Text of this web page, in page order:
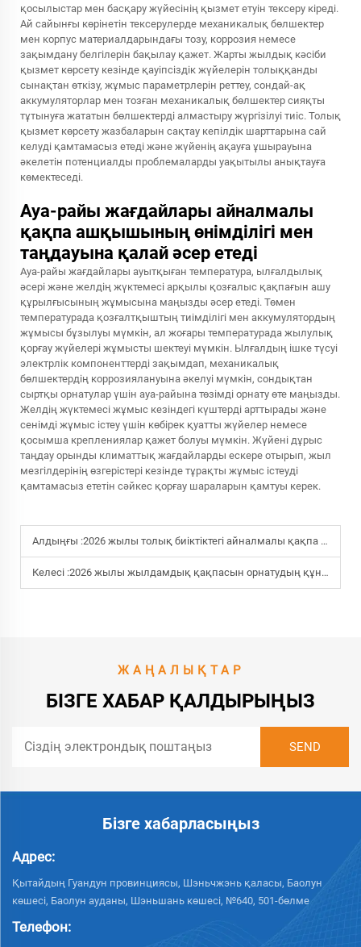
қосылыстар мен басқару жүйесінің қызмет етуін тексеру кіреді.
Ай сайынғы көрінетін тексерулерде механикалық бөлшектер
мен корпус материалдарындағы тозу, коррозия немесе
зақымдану белгілерін бақылау қажет. Жарты жылдық кәсіби
қызмет көрсету кезінде қауіпсіздік жүйелерін толыққанды
сынақтан өткізу, жұмыс параметрлерін реттеу, сондай-ақ
аккумуляторлар мен тозған механикалық бөлшектер сияқты
тұтынуға жататын бөлшектерді алмастыру жүргізілуі тиіс. Толық
қызмет көрсету жазбаларын сақтау кепілдік шарттарына сай
келуді қамтамасыз етеді және жүйенің ақауға ұшырауына
әкелетін потенциалды проблемаларды уақытылы анықтауға
көмектеседі.
Ауа-райы жағдайлары айналмалы
қақпа ашқышының өнімділігі мен
таңдауына қалай әсер етеді
Ауа-райы жағдайлары ауытқыған температура, ылғалдылық
әсері және желдің жүктемесі арқылы қозғалыс қақпағын ашу
құрылғысының жұмысына маңызды әсер етеді. Төмен
температурада қозғалтқыштың тиімділігі мен аккумулятордың
жұмысы бұзылуы мүмкін, ал жоғары температурада жылулық
қорғау жүйелері жұмысты шектеуі мүмкін. Ылғалдың ішке түсуі
электрлік компоненттерді зақымдап, механикалық
бөлшектердің коррозиялануына әкелуі мүмкін, сондықтан
сыртқы орнатулар үшін ауа-райына төзімді орнату өте маңызды.
Желдің жүктемесі жұмыс кезіндегі күштерді арттырады және
сенімді жұмыс істеу үшін көбірек қуатты жүйелер немесе
қосымша креплениялар қажет болуы мүмкін. Жүйені дұрыс
таңдау орынды климаттық жағдайларды ескере отырып, жыл
мезгілдерінің өзгерістері кезінде тұрақты жұмыс істеуді
қамтамасыз ететін сәйкес қорғау шараларын қамтуы керек.
Алдыңғы :2026 жылы толық биіктіктегі айналмалы қақпа қандай сипаттамалары ең маңызды?
Келесі :2026 жылы жылдамдық қақпасын орнатудың құны қанша?
ЖАҢАЛЫҚТАР
БІЗГЕ ХАБАР ҚАЛДЫРЫҢЫЗ
Бізге хабарласыңыз
Адрес:
Қытайдың Гуандун провинциясы, Шэньчжэнь қаласы, Баолун
көшесі, Баолун ауданы, Шэньшань көшесі, №640, 501-бөлме
Телефон: